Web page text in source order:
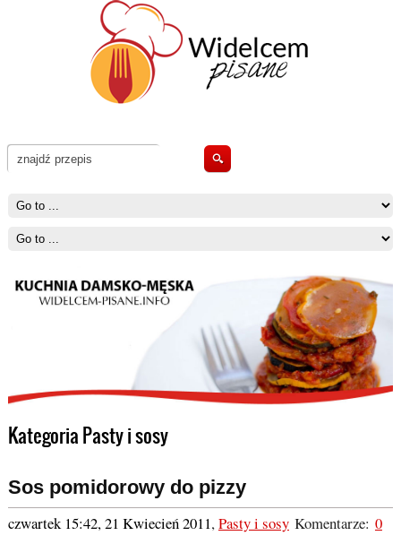
Kategoria Pasty i sosy
Sos pomidorowy do pizzy
czwartek 15:42, 21 Kwiecień 2011,Pasty i sosyKomentarze: 0